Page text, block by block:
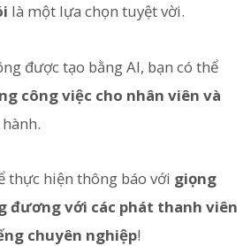
là một lựa chọn tuyệt vời.
được tạo bằng AI, bạn có thể
công việc cho nhân viên và
thực hiện thông báo với giọng
đương với các phát thanh viên
chuyên nghiệp!